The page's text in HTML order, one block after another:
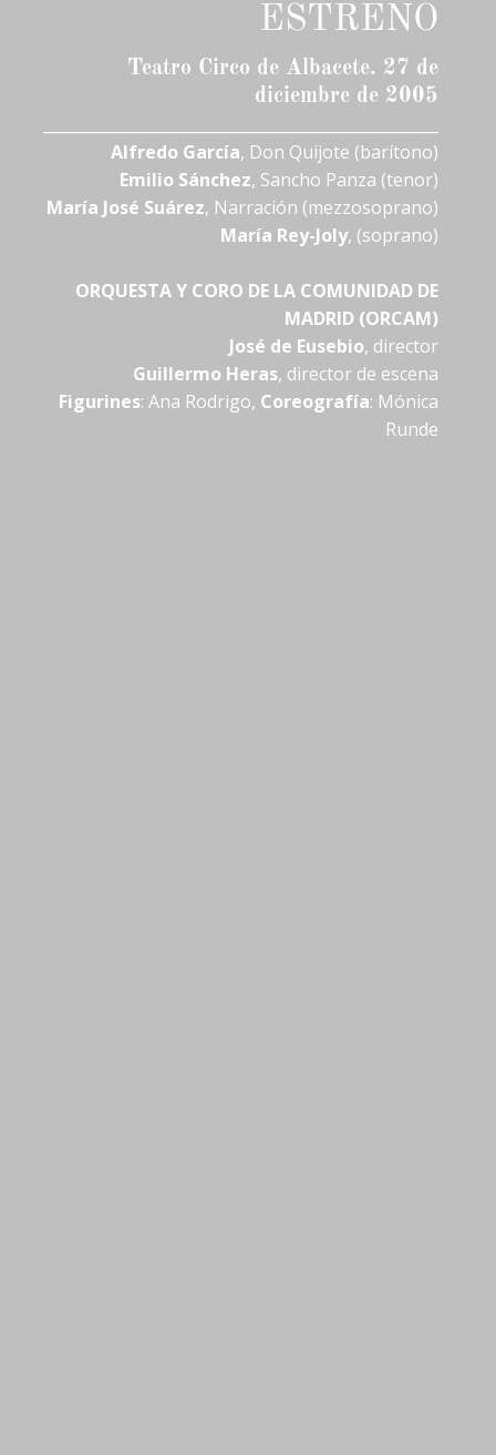
ESTRENO
Teatro Circo de Albacete. 27 de
diciembre de 2005
Alfredo García, Don Quijote (barítono)
Emilio Sánchez, Sancho Panza (tenor)
María José Suárez, Narración (mezzosoprano)
María Rey-Joly, (soprano)
ORQUESTA Y CORO DE LA COMUNIDAD DE
MADRID (ORCAM)
José de Eusebio, director
Guillermo Heras, director de escena
Figurines: Ana Rodrigo, Coreografía: Mónica
Runde